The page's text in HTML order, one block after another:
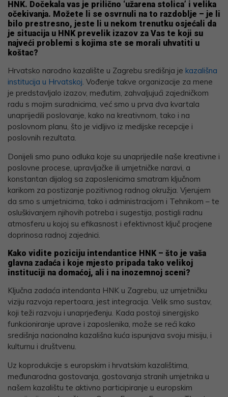
HNK. Dočekala vas je prilično ‘užarena stolica’ i velika
očekivanja. Možete li se osvrnuli na to razdoblje – je li
bilo prestresno, jeste li u nekom trenutku osjećali da
je situacija u HNK prevelik izazov za Vas te koji su
najveći problemi s kojima ste se morali uhvatiti u
koštac?
Hrvatsko narodno kazalište u Zagrebu središnja je kazališna
institucija u Hrvatskoj. Vođenje takve organizacije za mene
je predstavljalo izazov, međutim, zahvaljujući zajedničkom
radu s mojim suradnicima, već smo u prva dva kvartala
unaprijedili poslovanje, kako na kreativnom, tako i na
poslovnom planu, što je vidljivo iz medijske recepcije i
poslovnih rezultata.
Donijeli smo puno odluka koje su unaprijedile naše kreativne i
poslovne procese, upravljačke ili umjetničke naravi, a
konstantan dijalog sa zaposlenicima smatram ključnom
karikom za postizanje pozitivnog radnog okružja. Vjerujem
da smo s umjetnicima, tako i administracijom i Tehnikom – te
osluškivanjem njihovih potreba i sugestija, postigli radnu
atmosferu u kojoj su efikasnost i efektivnost ključ procjene
doprinosa radnoj zajednici.
Kako vidite poziciju intendantice HNK – što je vaša
glavna zadaća i koje mjesto pripada tako velikoj
instituciji na domaćoj, ali i na inozemnoj sceni?
Ključna zadaća intendanta HNK u Zagrebu, uz umjetničku
viziju razvoja repertoara, jest integracija. Velik smo sustav,
koji teži razvoju i unaprjeđenju. Kada postoji sinergijsko
funkcioniranje uprave i zaposlenika, može se reći kako
središnja nacionalna kazališna kuća ispunjava svoju misiju, i
kulturnu i društvenu.
Uz koprodukcije s europskim i hrvatskim kazalištima,
međunarodna gostovanja, gostovanja stranih umjetnika u
našem kazalištu te aktivno participiranje u europskim